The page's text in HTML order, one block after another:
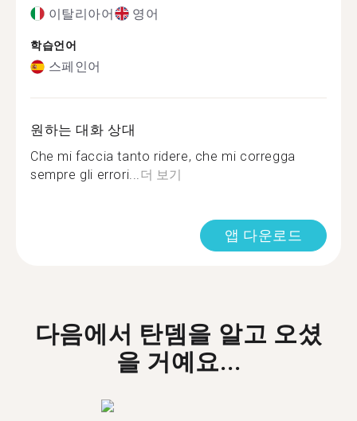
이탈리아어 영어
학습언어
스페인어
원하는 대화 상대
Che mi faccia tanto ridere, che mi corregga
sempre gli errori...더 보기
앱 다운로드
다음에서 탄뎀을 알고 오셨
을 거예요...